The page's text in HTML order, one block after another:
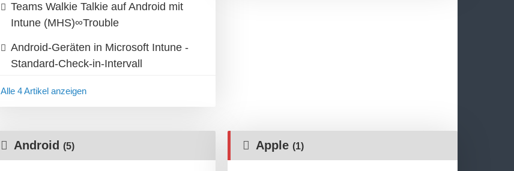
Teams Walkie Talkie auf Android mit
Intune (MHS)∞Trouble
Android-Geräten in Microsoft Intune -
Standard-Check-in-Intervall
Alle 4 Artikel anzeigen
Android (5) Apple (1)